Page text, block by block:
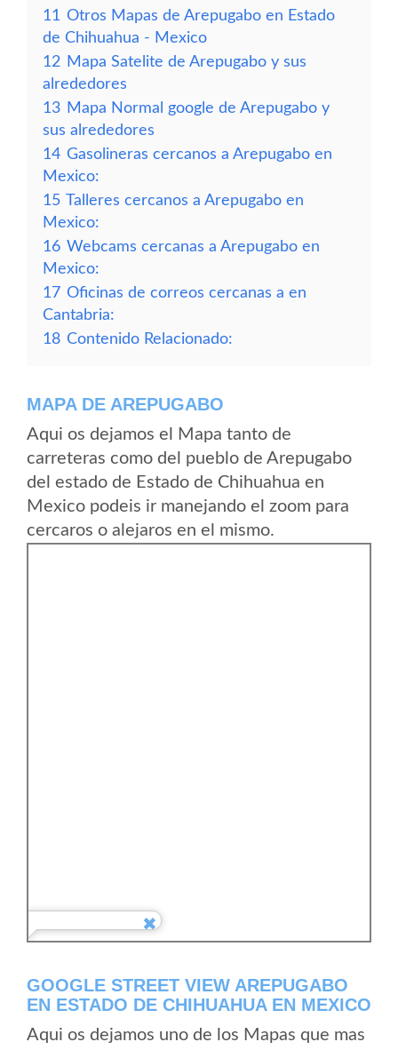
11 Otros Mapas de Arepugabo en Estado
de Chihuahua - Mexico
12 Mapa Satelite de Arepugabo y sus
alrededores
13 Mapa Normal google de Arepugabo y
sus alrededores
14 Gasolineras cercanos a Arepugabo en
Mexico:
15 Talleres cercanos a Arepugabo en
Mexico:
16 Webcams cercanas a Arepugabo en
Mexico:
17 Oficinas de correos cercanas a en
Cantabria:
18 Contenido Relacionado:
MAPA DE AREPUGABO
Aqui os dejamos el Mapa tanto de
carreteras como del pueblo de Arepugabo
del estado de Estado de Chihuahua en
Mexico podeis ir manejando el zoom para
cercaros o alejaros en el mismo.
GOOGLE STREET VIEW AREPUGABO
EN ESTADO DE CHIHUAHUA EN MEXICO
Aqui os dejamos uno de los Mapas que mas